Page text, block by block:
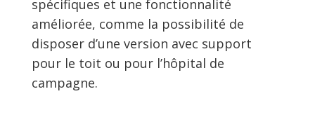
spécifiques et une fonctionnalité
améliorée, comme la possibilité de
disposer d’une version avec support
pour le toit ou pour l’hôpital de
campagne.